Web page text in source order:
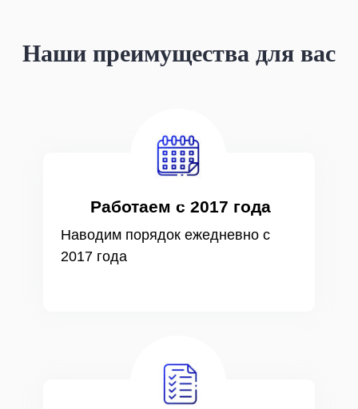
Наши преимущества для вас
Наводим порядок ежедневно с
2017 года
Работаем с 2017 года